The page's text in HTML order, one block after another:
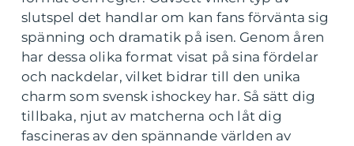
slutspel det handlar om kan fans förvänta sig
spänning och dramatik på isen. Genom åren
har dessa olika format visat på sina fördelar
och nackdelar, vilket bidrar till den unika
charm som svensk ishockey har. Så sätt dig
tillbaka, njut av matcherna och låt dig
fascineras av den spännande världen av